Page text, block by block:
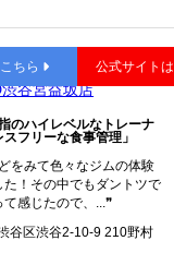
谷宮益坂店
指のハイレベルなトレーナ
フリーな食事管理」
をみて色々なジムの体験
た！その中でもダントツで
て感じたので、...❞
谷区渋谷2-10-9 210野村
ちら 公式サイト